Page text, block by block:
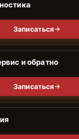
Записаться
и обратно
Записаться